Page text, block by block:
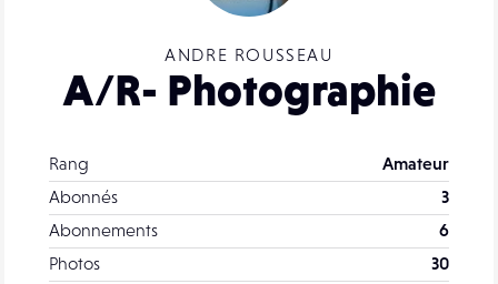
ANDRE ROUSSEAU
A/R- Photographie
Rang
Amateur
Abonnés
3
Abonnements
6
Photos
30